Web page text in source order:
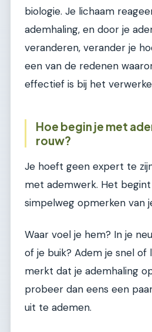
biologie. Je lichaam
ademhaling, en door je
veranderen, verander je
een van de redenen
effectief is bij het
Hoe begin je met
rouw?
Je hoeft geen expert te
met ademwerk. Het
simpelweg opmerken van
Waar voel je hem? In je
of je buik? Adem je snel of
merkt dat je ademhaling
probeer dan eens een
uit te ademen.